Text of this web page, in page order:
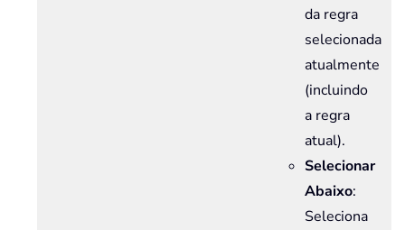
da regra
selecionada
atualmente
(incluindo
a regra
atual).
Selecionar
Abaixo:
Seleciona